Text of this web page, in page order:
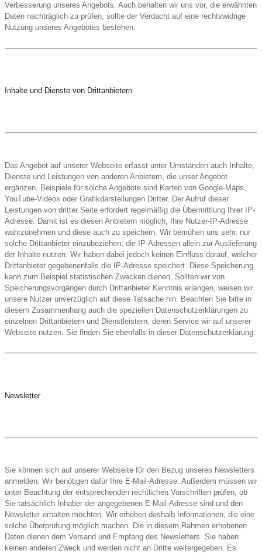
Verbesserung unseres Angebots. Auch behalten wir uns vor, die erwähnten
Daten nachträglich zu prüfen, sollte der Verdacht auf eine rechtswidrige
Nutzung unseres Angebotes bestehen.
Inhalte und Dienste von Drittanbietern
Das Angebot auf unserer Webseite erfasst unter Umständen auch Inhalte,
Dienste und Leistungen von anderen Anbietern, die unser Angebot
ergänzen. Beispiele für solche Angebote sind Karten von Google-Maps,
YouTube-Videos oder Grafikdarstellungen Dritter. Der Aufruf dieser
Leistungen von dritter Seite erfordert regelmäßig die Übermittlung Ihrer IP-
Adresse. Damit ist es diesen Anbietern möglich, Ihre Nutzer-IP-Adresse
wahrzunehmen und diese auch zu speichern. Wir bemühen uns sehr, nur
solche Drittanbieter einzubeziehen, die IP-Adressen allein zur Auslieferung
der Inhalte nutzen. Wir haben dabei jedoch keinen Einfluss darauf, welcher
Drittanbieter gegebenenfalls die IP-Adresse speichert. Diese Speicherung
kann zum Beispiel statistischen Zwecken dienen. Sollten wir von
Speicherungsvorgängen durch Drittanbieter Kenntnis erlangen, weisen wir
unsere Nutzer unverzüglich auf diese Tatsache hin. Beachten Sie bitte in
diesem Zusammenhang auch die speziellen Datenschutzerklärungen zu
einzelnen Drittanbietern und Dienstleistern, deren Service wir auf unserer
Webseite nutzen. Sie finden Sie ebenfalls in dieser Datenschutzerklärung.
Newsletter
Sie können sich auf unserer Webseite für den Bezug unseres Newsletters
anmelden. Wir benötigen dafür Ihre E-Mail-Adresse. Außerdem müssen wir
unter Beachtung der entsprechenden rechtlichen Vorschriften prüfen, ob
Sie tatsächlich Inhaber der angegebenen E-Mail-Adresse sind und den
Newsletter erhalten möchten. Wir erheben deshalb Informationen, die eine
solche Überprüfung möglich machen. Die in diesem Rahmen erhobenen
Daten dienen dem Versand und Empfang des Newsletters. Sie haben
keinen anderen Zweck und werden nicht an Dritte weitergegeben. Es